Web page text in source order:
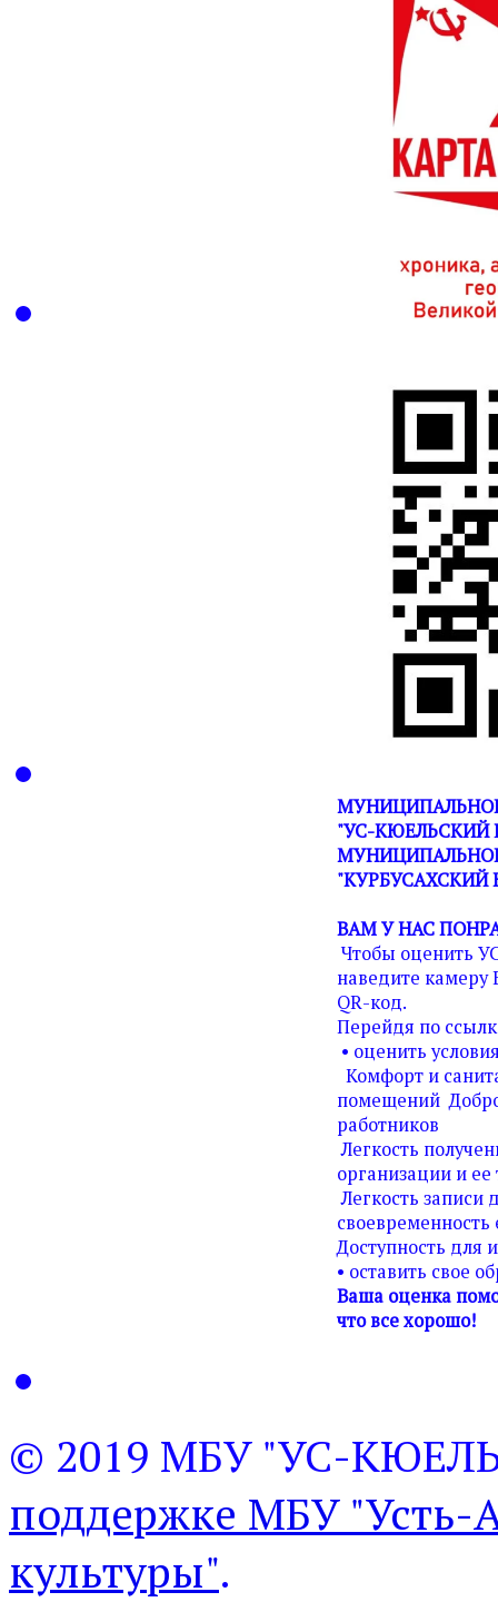
"УС-КЮЕЛЬСКИЙ
"КУРБУСАХСКИЙ
ВАМ У НАС
Чтобы оценить
наведите камеру
QR-код.
Перейдя по
• оценить
Комфорт и
помещений
работников
Легкость
организации и ее
Легкость записи
своевременность
Доступность для
• оставить свое
Ваша оценка
что все хорошо!
© 2019 МБУ "УС-
поддержке МБУ "Усть-
культуры".